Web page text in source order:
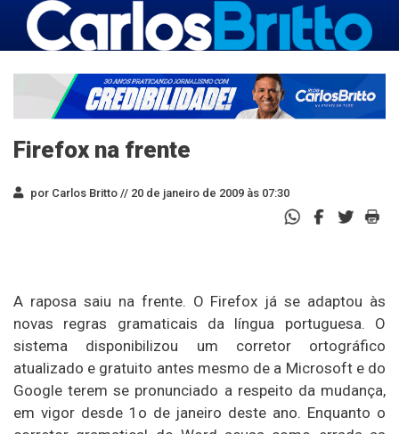
Firefox na frente
por Carlos Britto // 20 de janeiro de 2009 às 07:30
A raposa saiu na frente. O Firefox já se adaptou às
novas regras gramaticais da língua portuguesa. O
sistema disponibilizou um corretor ortográfico
atualizado e gratuito antes mesmo de a Microsoft e do
Google terem se pronunciado a respeito da mudança,
em vigor desde 1o de janeiro deste ano. Enquanto o